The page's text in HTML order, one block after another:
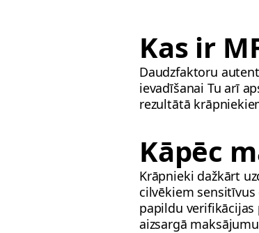
Kas ir
Daudzfaktoru
ievadīšanai Tu arī
rezultātā
Kāpēc
Krāpnieki dažkārt
cilvēkiem sensitīvus
papildu
aizsargā